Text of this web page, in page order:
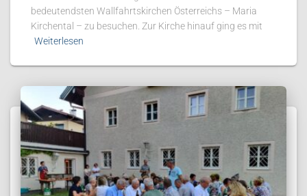
bedeutendsten Wallfahrtskirchen Österreichs – Maria
Kirchental – zu besuchen. Zur Kirche hinauf ging es mit
Weiterlesen